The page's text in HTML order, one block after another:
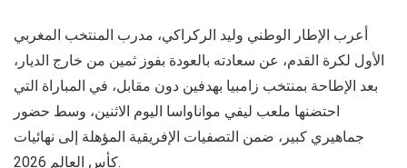
أعرب الإطار الوطني وليد الركراكي، مدرب المنتخب المغربي
الأول لكرة القدم، عن سعادته بالعودة بفوز ثمين من خارج الديار،
بعد الإطاحة بمنتخب زامبيا بهدفين دون مقابل، في المباراة التي
احتضنها ملعب ليفي مواناواسا اليوم الاثنين، وسط حضور
جماهيري كبير، ضمن التصفيات الإفريقية المؤهلة إلى نهائيات
كأس العالم 2026.